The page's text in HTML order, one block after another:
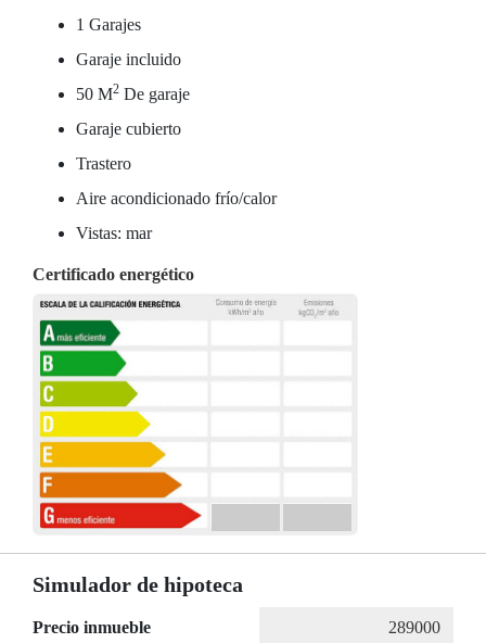
1 Garajes
Garaje incluido
50 M2 De garaje
Garaje cubierto
Trastero
Aire acondicionado frío/calor
Vistas: mar
Certificado energético
Simulador de hipoteca
Precio inmueble